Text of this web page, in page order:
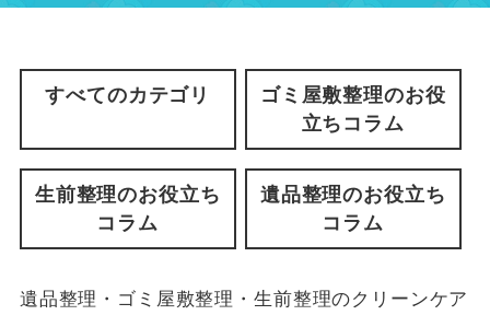
すべてのカテゴリ
ゴミ屋敷整理のお役
立ちコラム
生前整理のお役立ち
コラム
遺品整理のお役立ち
コラム
遺品整理・ゴミ屋敷整理・生前整理のクリーンケア